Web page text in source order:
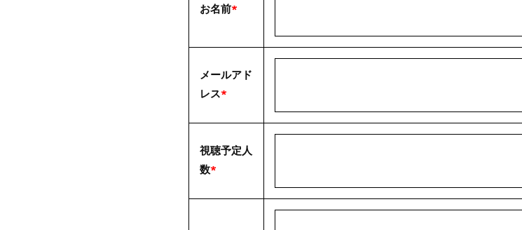
お名前*
メールアド
レス*
視聴予定人
数*